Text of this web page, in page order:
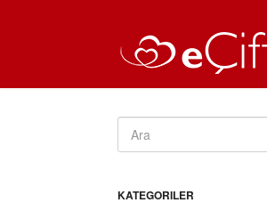
KATEGORILER